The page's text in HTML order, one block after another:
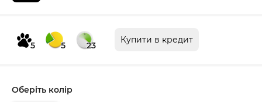
5 5 23
Купити в кредит
Оберіть колір